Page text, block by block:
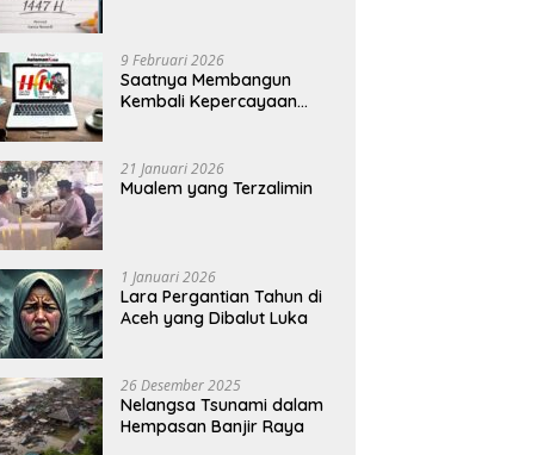
9 Februari 2026
Saatnya Membangun
Kembali Kepercayaan
21 Januari 2026
Mualem yang Terzalimin
1 Januari 2026
Lara Pergantian Tahun di
Aceh yang Dibalut Luka
26 Desember 2025
Nelangsa Tsunami dalam
Hempasan Banjir Raya